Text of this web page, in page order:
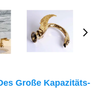
Große Kapazitäts-